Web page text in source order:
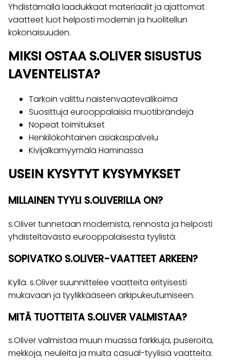
Yhdistämällä laadukkaat materiaalit ja ajattomat
vaatteet luot helposti modernin ja huolitellun
kokonaisuuden.
MIKSI OSTAA S.OLIVER SISUSTUS
LAVENTELISTA?
Tarkoin valittu naistenvaatevalikoima
Suosittuja eurooppalaisia muotibrändejä
Nopeat toimitukset
Henkilökohtainen asiakaspalvelu
Kivijalkamyymälä Haminassa
USEIN KYSYTYT KYSYMYKSET
MILLAINEN TYYLI S.OLIVERILLA ON?
s.Oliver tunnetaan modernista, rennosta ja helposti
yhdisteltävästä eurooppalaisesta tyylistä.
SOPIVATKO S.OLIVER-VAATTEET ARKEEN?
Kyllä. s.Oliver suunnittelee vaatteita erityisesti
mukavaan ja tyylikkääseen arkipukeutumiseen.
MITÄ TUOTTEITA S.OLIVER VALMISTAA?
s.Oliver valmistaa muun muassa farkkuja, puseroita,
mekkoja, neuleita ja muita casual-tyylisiä vaatteita.